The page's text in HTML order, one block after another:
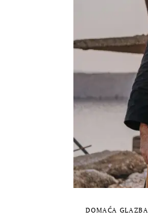
DOMAĆA GLAZBA